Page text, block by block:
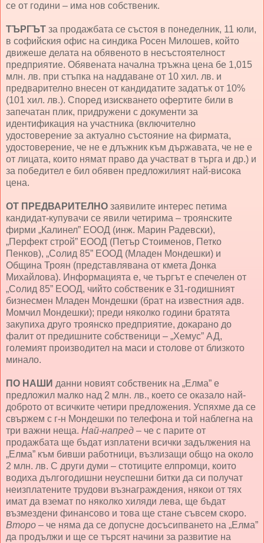
се от години – има нов собственик.
ТЪРГЪТ за продажбата се състоя в понеделник, 11 юли,
в софийския офис на синдика Росен Милошев, който
движеше делата на обявеното в несъстоятелност
предприятие. Обявената начална тръжна цена бе 1,015
млн. лв. при стъпка на наддаване от 10 хил. лв. и
предварително внесен от кандидатите задатък от 10%
(101 хил. лв.). Според изискването офертите били в
запечатан плик, придружени с документи за
идентификация на участника (включително
удостоверение за актуално състояние на фирмата,
удостоверение, че не е длъжник към държавата, че не е
от лицата, които нямат право да участват в търга и др.) и
за победител е бил обявен предложилият най-висока
цена.
ОТ ПРЕДВАРИТЕЛНО заявилите интерес петима
кандидат-купувачи се явили четирима – троянските
фирми „Калинел” ЕООД (инж. Марин Радевски),
„Перфект строй” ЕООД (Петър Стоименов, Петко
Пенков), „Солид 85” ЕООД (Младен Мондешки) и
Община Троян (представлявана от кмета Донка
Михайлова). Информацията е, че търгът е спечелен от
„Солид 85” ЕООД, чийто собственик е 31-годишният
бизнесмен Младен Мондешки (брат на известния адв.
Момчил Мондешки); преди няколко години братята
закупиха друго троянско предприятие, докарано до
фалит от предишните собственици – „Хемус” АД,
големият производител на маси и столове от близкото
минало.
ПО НАШИ данни новият собственик на „Елма” е
предложил малко над 2 млн. лв., което се оказало най-
доброто от всичките четири предложения. Успяхме да се
свържем с г-н Мондешки по телефона и той наблегна на
три важни неща. Най-напред – че с парите от
продажбата ще бъдат изплатени всички задължения на
„Елма” към бивши работници, възлизащи общо на около
2 млн. лв. С други думи – стотиците елпромци, които
водиха дългогодишни неуспешни битки да си получат
неизплатените трудови възнаграждения, някои от тях
имат да вземат по няколко хиляди лева, ще бъдат
възмездени финансово и това ще стане съвсем скоро.
Второ – че няма да се допусне досъсипването на „Елма”
да продължи и ще се търсят начини за развитие на